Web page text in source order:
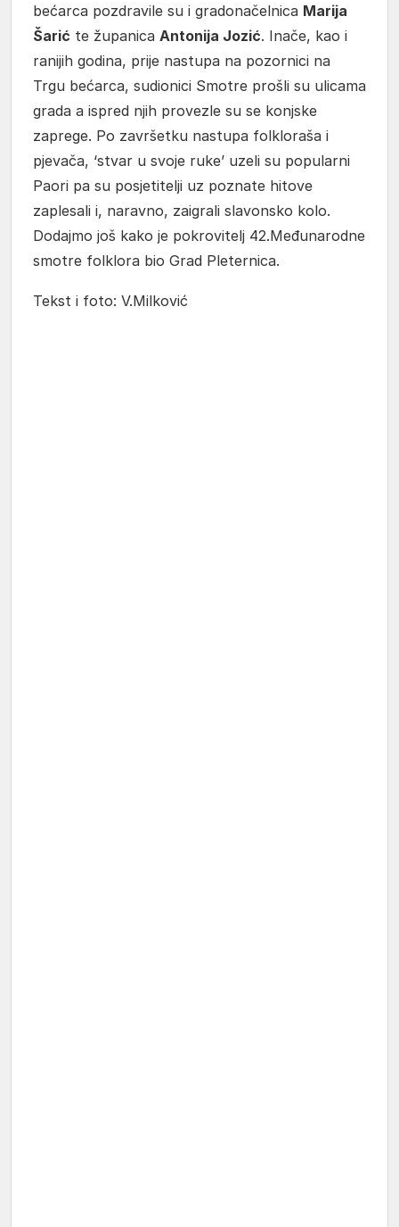
bećarca pozdravile su i gradonačelnica Marija
Šarić te županica Antonija Jozić. Inače, kao i
ranijih godina, prije nastupa na pozornici na
Trgu bećarca, sudionici Smotre prošli su ulicama
grada a ispred njih provezle su se konjske
zaprege. Po završetku nastupa folkloraša i
pjevača, ‘stvar u svoje ruke’ uzeli su popularni
Paori pa su posjetitelji uz poznate hitove
zaplesali i, naravno, zaigrali slavonsko kolo.
Dodajmo još kako je pokrovitelj 42.Međunarodne
smotre folklora bio Grad Pleternica.
Tekst i foto: V.Milković